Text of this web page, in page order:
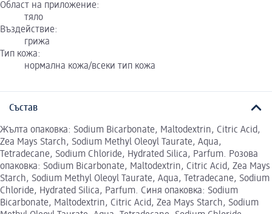
Област на приложение:
тяло
Въздействие:
грижа
Тип кожа:
нормална кожа/всеки тип кожа
Състав
Жълта опаковка: Sodium Bicarbonate, Maltodextrin, Citric Acid,
Zea Mays Starch, Sodium Methyl Oleoyl Taurate, Aqua,
Tetradecane, Sodium Chloride, Hydrated Silica, Parfum. Розова
опаковка: Sodium Bicarbonate, Maltodextrin, Citric Acid, Zea Mays
Starch, Sodium Methyl Oleoyl Taurate, Aqua, Tetradecane, Sodium
Chloride, Hydrated Silica, Parfum. Синя опаковка: Sodium
Bicarbonate, Maltodextrin, Citric Acid, Zea Mays Starch, Sodium